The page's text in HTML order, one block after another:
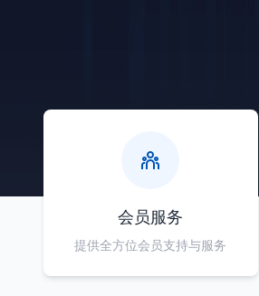
会员服务
提供全方位会员支持与服务